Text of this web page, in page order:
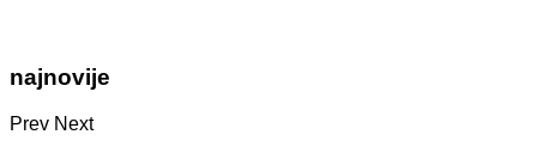
najnovije
Prev Next